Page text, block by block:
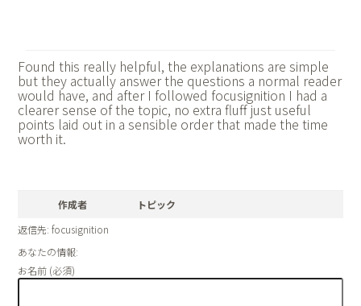
Found this really helpful, the explanations are simple
but they actually answer the questions a normal reader
would have, and after I followed focusignition I had a
clearer sense of the topic, no extra fluff just useful
points laid out in a sensible order that made the time
worth it.
作成者
トピック
返信先: focusignition
あなたの情報:
お名前 (必須)